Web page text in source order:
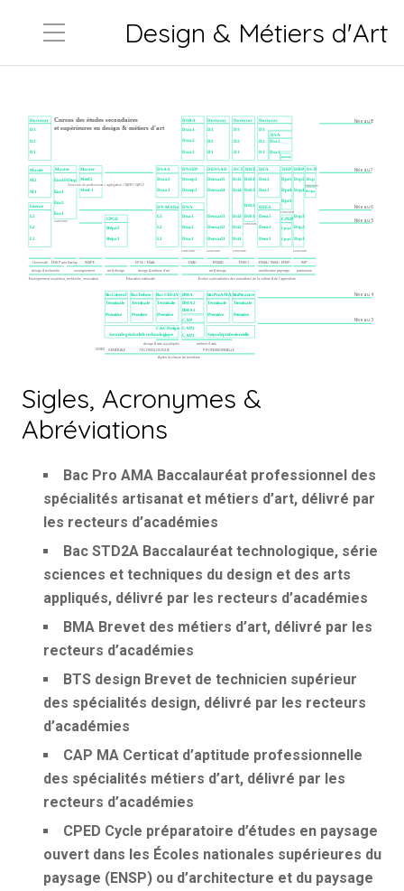
Design & Métiers d'Art
Sigles, Acronymes &
Abréviations
Bac Pro AMA Baccalauréat professionnel des
spécialités artisanat et métiers d’art, délivré par
les recteurs d’académies
Bac STD2A Baccalauréat technologique, série
sciences et techniques du design et des arts
appliqués, délivré par les recteurs d’académies
BMA Brevet des métiers d’art, délivré par les
recteurs d’académies
BTS design Brevet de technicien supérieur
des spécialités design, délivré par les recteurs
d’académies
CAP MA Certicat d’aptitude professionnelle
des spécialités métiers d’art, délivré par les
recteurs d’académies
CPED Cycle préparatoire d’études en paysage
ouvert dans les Écoles nationales supérieures du
paysage (ENSP) ou d’architecture et du paysage